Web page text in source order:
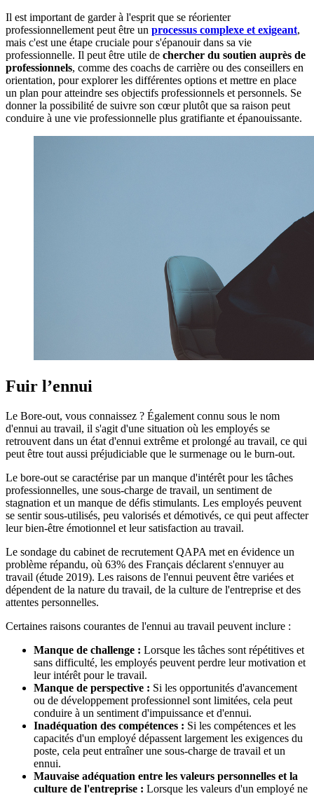
Il est important de garder à l'esprit que se réorienter
professionnellement peut être un processus complexe et exigeant,
mais c'est une étape cruciale pour s'épanouir dans sa vie
professionnelle. Il peut être utile de chercher du soutien auprès de
professionnels, comme des coachs de carrière ou des conseillers en
orientation, pour explorer les différentes options et mettre en place
un plan pour atteindre ses objectifs professionnels et personnels. Se
donner la possibilité de suivre son cœur plutôt que sa raison peut
conduire à une vie professionnelle plus gratifiante et épanouissante.
Fuir l’ennui
Le Bore-out, vous connaissez ? Également connu sous le nom
d'ennui au travail, il s'agit d'une situation où les employés se
retrouvent dans un état d'ennui extrême et prolongé au travail, ce qui
peut être tout aussi préjudiciable que le surmenage ou le burn-out.
Le bore-out se caractérise par un manque d'intérêt pour les tâches
professionnelles, une sous-charge de travail, un sentiment de
stagnation et un manque de défis stimulants. Les employés peuvent
se sentir sous-utilisés, peu valorisés et démotivés, ce qui peut affecter
leur bien-être émotionnel et leur satisfaction au travail.
Le sondage du cabinet de recrutement QAPA met en évidence un
problème répandu, où 63% des Français déclarent s'ennuyer au
travail (étude 2019). Les raisons de l'ennui peuvent être variées et
dépendent de la nature du travail, de la culture de l'entreprise et des
attentes personnelles.
Certaines raisons courantes de l'ennui au travail peuvent inclure :
Manque de challenge : Lorsque les tâches sont répétitives et
sans difficulté, les employés peuvent perdre leur motivation et
leur intérêt pour le travail.
Manque de perspective : Si les opportunités d'avancement
ou de développement professionnel sont limitées, cela peut
conduire à un sentiment d'impuissance et d'ennui.
Inadéquation des compétences : Si les compétences et les
capacités d'un employé dépassent largement les exigences du
poste, cela peut entraîner une sous-charge de travail et un
ennui.
Mauvaise adéquation entre les valeurs personnelles et la
culture de l'entreprise : Lorsque les valeurs d'un employé ne